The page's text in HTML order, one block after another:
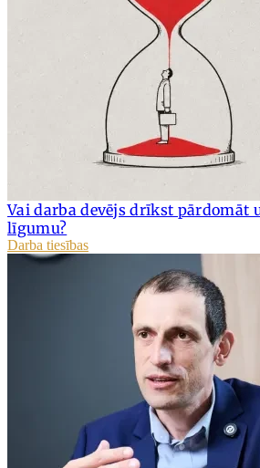
Vai darba devējs drīkst pārdomāt
līgumu?
Darba tiesības